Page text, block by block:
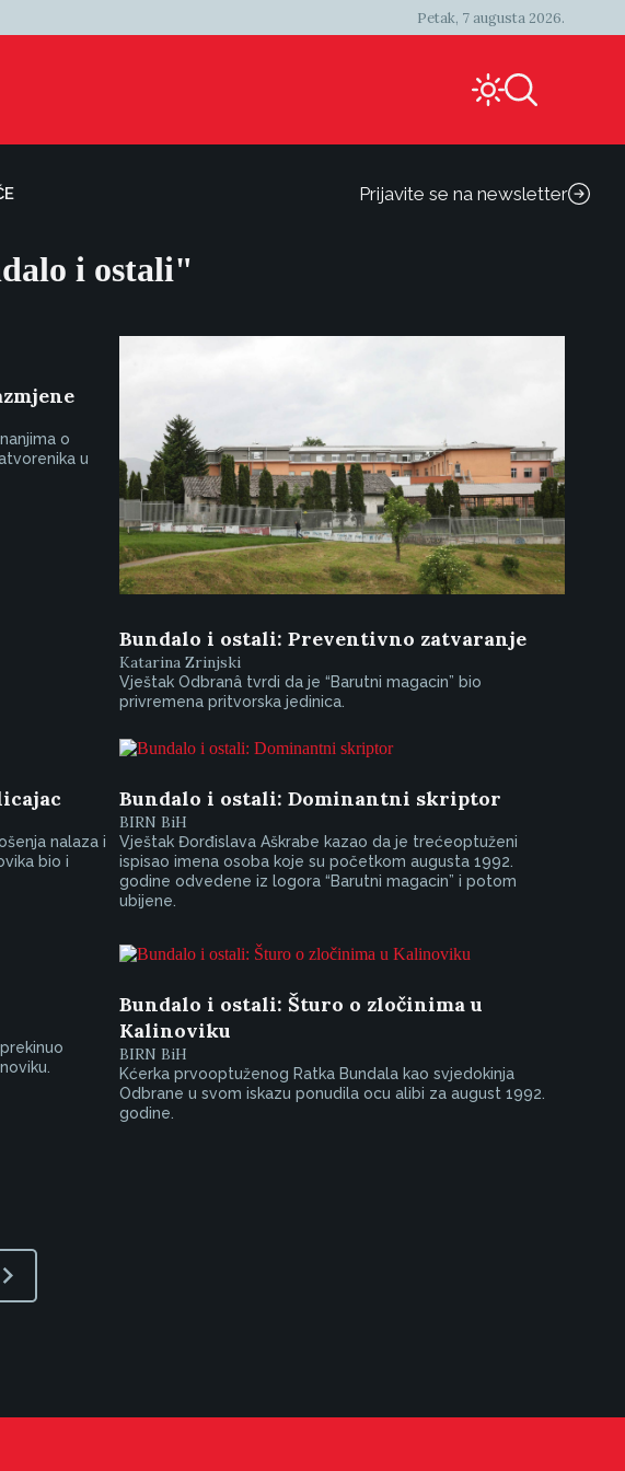
Petak, 7 augusta 2026.
Prijavite se na newsletter
i ostali"
o
u
Bundalo i ostali: Preventivno zatvaranje
Katarina Zrinjski
Vještak Odbranâ tvrdi da je “Barutni magacin” bio
privremena pritvorska jedinica.
nalaza i
bio i
Bundalo i ostali: Dominantni skriptor
BIRN BiH
Vještak Đorđislava Aškrabe kazao da je trećeoptuženi
ispisao imena osoba koje su početkom augusta 1992.
godine odvedene iz logora “Barutni magacin” i potom
ubijene.
Bundalo i ostali: Šturo o zločinima u
Kalinoviku
BIRN BiH
Kćerka prvooptuženog Ratka Bundala kao svjedokinja
Odbrane u svom iskazu ponudila ocu alibi za august 1992.
godine.